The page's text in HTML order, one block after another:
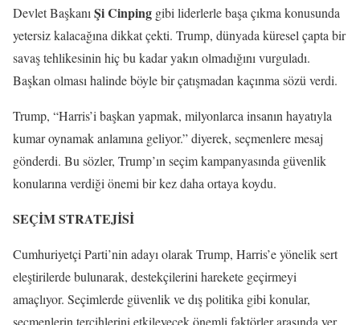
Devlet Başkanı Şi Cinping gibi liderlerle başa çıkma konusunda
yetersiz kalacağına dikkat çekti. Trump, dünyada küresel çapta bir
savaş tehlikesinin hiç bu kadar yakın olmadığını vurguladı.
Başkan olması halinde böyle bir çatışmadan kaçınma sözü verdi.
Trump, “Harris’i başkan yapmak, milyonlarca insanın hayatıyla
kumar oynamak anlamına geliyor.” diyerek, seçmenlere mesaj
gönderdi. Bu sözler, Trump’ın seçim kampanyasında güvenlik
konularına verdiği önemi bir kez daha ortaya koydu.
SEÇİM STRATEJİSİ
Cumhuriyetçi Parti’nin adayı olarak Trump, Harris’e yönelik sert
eleştirilerde bulunarak, destekçilerini harekete geçirmeyi
amaçlıyor. Seçimlerde güvenlik ve dış politika gibi konular,
seçmenlerin tercihlerini etkileyecek önemli faktörler arasında yer